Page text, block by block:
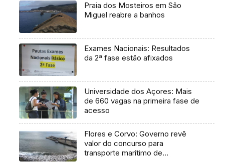
Praia dos Mosteiros em São
Miguel reabre a banhos
Exames Nacionais: Resultados
da 2ª fase estão afixados
Universidade dos Açores: Mais
de 660 vagas na primeira fase de
acesso
Flores e Corvo: Governo revê
valor do concurso para
transporte marítimo de